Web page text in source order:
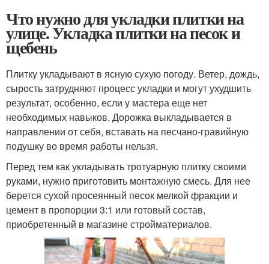
Что нужно для укладки плитки на
улице. Укладка плитки на песок и
щебень
Плитку укладывают в ясную сухую погоду. Ветер, дождь,
сырость затрудняют процесс укладки и могут ухудшить
результат, особенно, если у мастера еще нет
необходимых навыков. Дорожка выкладывается в
направлении от себя, вставать на песчано-гравийную
подушку во время работы нельзя.
Перед тем как укладывать тротуарную плитку своими
руками, нужно приготовить монтажную смесь. Для нее
берется сухой просеянный песок мелкой фракции и
цемент в пропорции 3:1 или готовый состав,
приобретенный в магазине стройматериалов.